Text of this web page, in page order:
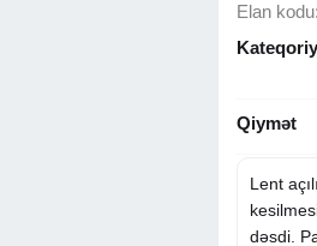
Elan
Qiymət
Lent
dəsdi.